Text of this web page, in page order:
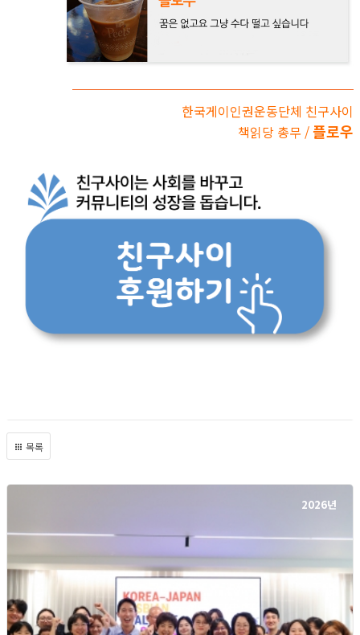
한국게이인권운동단체 친구사이
책읽당 총무 / 플로우
목록
2026년